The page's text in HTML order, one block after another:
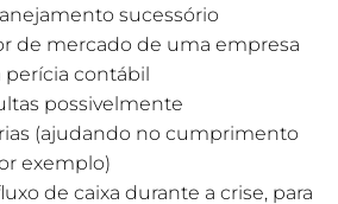
sucessório
de mercado de uma empresa
contábil
possivelmente
(ajudando no cumprimento
exemplo)
de caixa durante a crise, para